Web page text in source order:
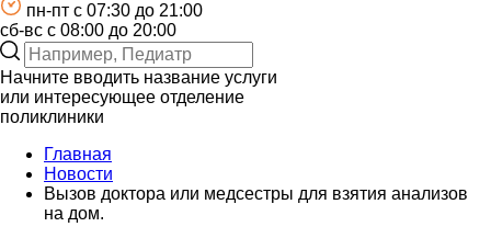
пн-пт c 07:30 до 21:00
сб-вс с 08:00 до 20:00
Начните вводить название услуги
или интересующее отделение
поликлиники
Главная
Новости
Вызов доктора или медсестры для взятия анализов
на дом.